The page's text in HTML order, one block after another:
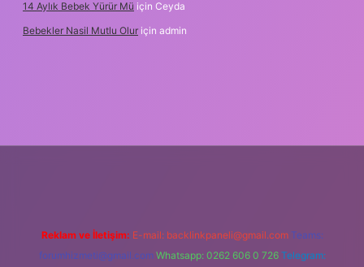
14 Aylık Bebek Yürür Mü için Ceyda
Bebekler Nasil Mutlu Olur için admin
Reklam ve İletişim: E-mail: backlinkpaneli@gmail.com Teams:
forumhizmeti@gmail.com Whatsapp: 0262 606 0 726 Telegram: